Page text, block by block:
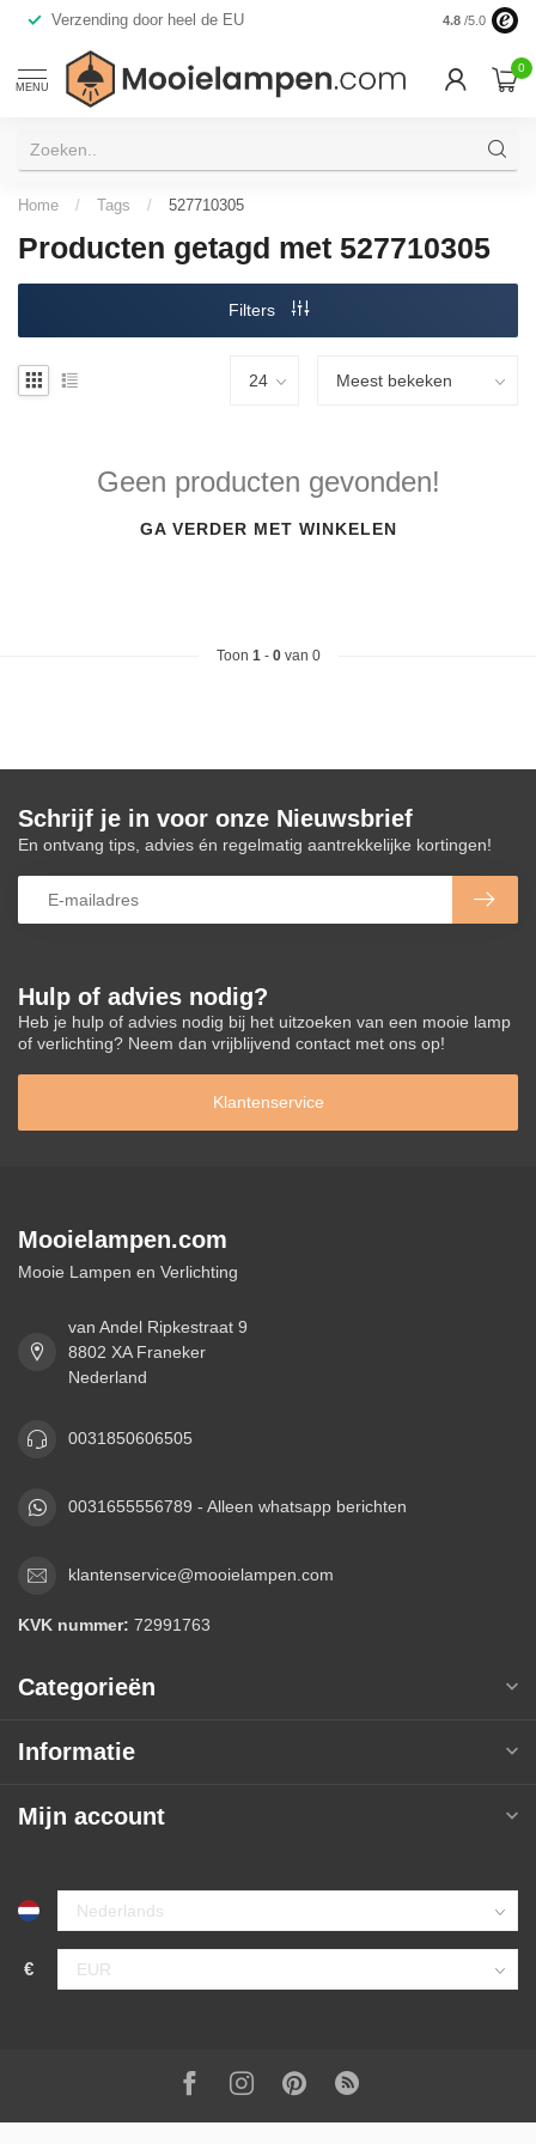
de EU 4.8 /5.0
MENU
0
Home / Tags / 527710305
Producten getagd met 527710305
Filters
Geen producten gevonden!
GA VERDER MET WINKELEN
Toon 1- 0van 0
Hulp of advies nodig?
Heb je hulp of advies nodig bij het uitzoeken van een mooie lamp
of verlichting? Neem dan vrijblijvend contact met ons op!
Klantenservice
Schrijf je in voor onze Nieuwsbrief
En ontvang tips, advies én regelmatig aantrekkelijke kortingen!
Mooielampen.com
Mooie Lampen en Verlichting
van Andel Ripkestraat 9
8802 XA Franeker
Nederland
0031850606505
0031655556789 - Alleen whatsapp berichten
klantenservice@mooielampen.com
KVK nummer: 72991763
Categorieën
Informatie
Mijn account
€